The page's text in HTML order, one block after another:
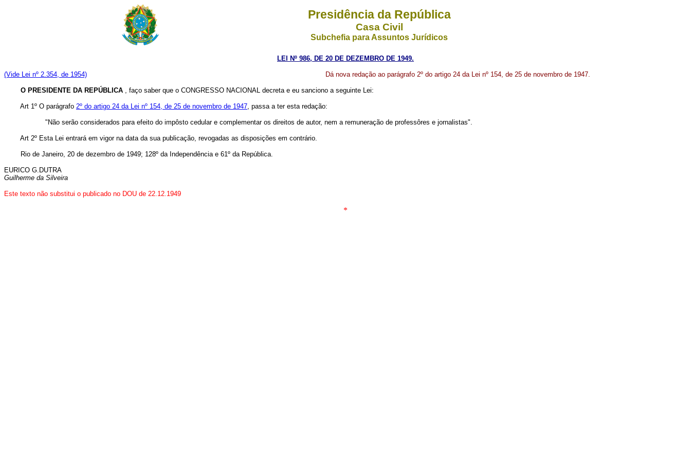
Presidência da República
Casa Civil
Subchefia para Assuntos Jurídicos
LEI Nº 986, DE 20 DE DEZEMBRO DE 1949.
(Vide Lei nº 2.354, de 1954) Dá nova redação ao parágrafo 2º do artigo 24 da Lei nº 154, de 25 de novembro de 1947.
O PRESIDENTE DA REPÚBLICA , faço saber que o CONGRESSO NACIONAL decreta e eu sanciono a seguinte Lei:
Art 1º O parágrafo 2º do artigo 24 da Lei nº 154, de 25 de novembro de 1947, passa a ter esta redação:
"Não serão considerados para efeito do impôsto cedular e complementar os direitos de autor, nem a remuneração de professôres e jornalistas".
Art 2º Esta Lei entrará em vigor na data da sua publicação, revogadas as disposições em contrário.
Rio de Janeiro, 20 de dezembro de 1949; 128º da Independência e 61º da República.
EURICO G.DUTRA
Guilherme da Silveira
Este texto não substitui o publicado no DOU de 22.12.1949
*